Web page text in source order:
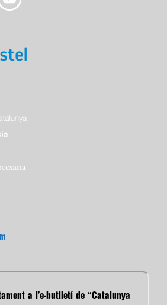
a l’e-butlletí de “Catalunya